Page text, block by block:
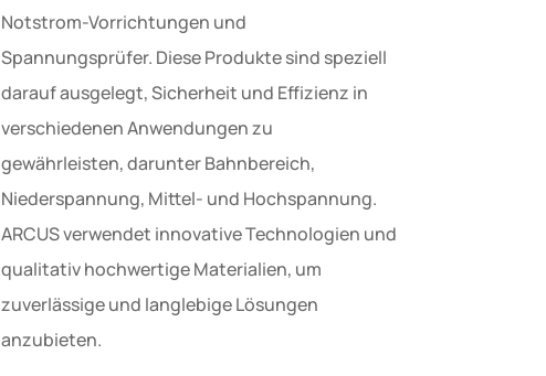
Notstrom-Vorrichtungen und
Spannungsprüfer. Diese Produkte sind speziell
darauf ausgelegt, Sicherheit und Effizienz in
verschiedenen Anwendungen zu
gewährleisten, darunter Bahnbereich,
Niederspannung, Mittel- und Hochspannung.
ARCUS verwendet innovative Technologien und
qualitativ hochwertige Materialien, um
zuverlässige und langlebige Lösungen
anzubieten.